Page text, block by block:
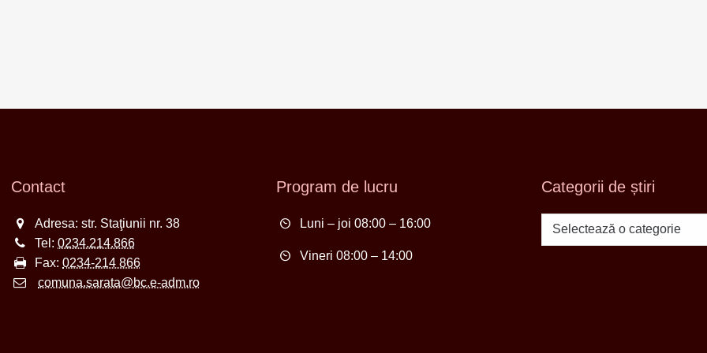
Contact
Adresa: str. Staţiunii nr. 38
Tel: 0234.214.866
Fax: 0234-214 866
comuna.sarata@bc.e-adm.ro
Program de lucru
Luni – joi 08:00 – 16:00
Vineri 08:00 – 14:00
Categorii de știri
Categorii
de